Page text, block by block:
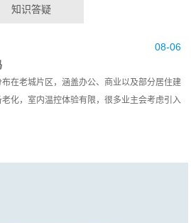
知识答疑
08-06
在老城片区，涵盖办公、商业以及部分居住建
化，室内温控体验有限，很多业主会考虑引入